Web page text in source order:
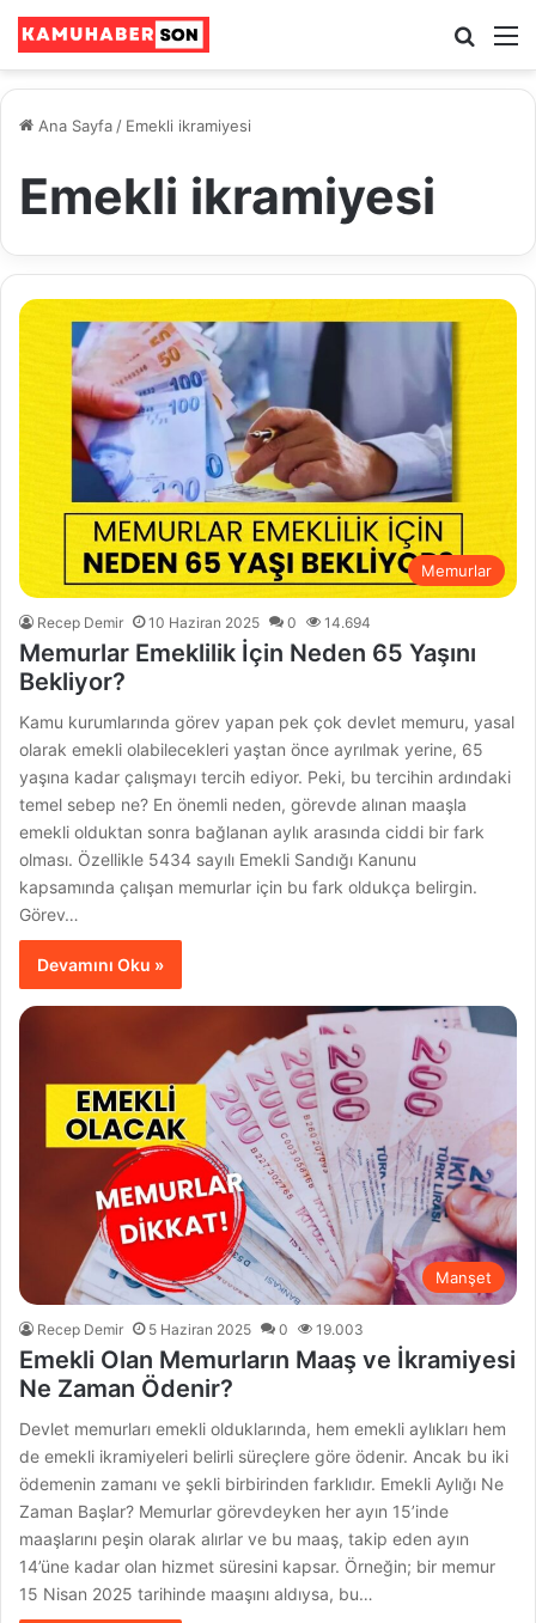
Ara
Ana Sayfa / Emekli ikramiyesi
Emekli ikramiyesi
Memurlar
Recep Demir 10 Haziran 2025 0 14.694
Memurlar Emeklilik İçin Neden 65 Yaşını
Bekliyor?
Kamu kurumlarında görev yapan pek çok devlet memuru, yasal
olarak emekli olabilecekleri yaştan önce ayrılmak yerine, 65
yaşına kadar çalışmayı tercih ediyor. Peki, bu tercihin ardındaki
temel sebep ne? En önemli neden, görevde alınan maaşla
emekli olduktan sonra bağlanan aylık arasında ciddi bir fark
olması. Özellikle 5434 sayılı Emekli Sandığı Kanunu
kapsamında çalışan memurlar için bu fark oldukça belirgin.
Görev…
Devamını Oku »
Manşet
Recep Demir 5 Haziran 2025 0 19.003
Emekli Olan Memurların Maaş ve İkramiyesi
Ne Zaman Ödenir?
Devlet memurları emekli olduklarında, hem emekli aylıkları hem
de emekli ikramiyeleri belirli süreçlere göre ödenir. Ancak bu iki
ödemenin zamanı ve şekli birbirinden farklıdır. Emekli Aylığı Ne
Zaman Başlar? Memurlar görevdeyken her ayın 15’inde
maaşlarını peşin olarak alırlar ve bu maaş, takip eden ayın
14’üne kadar olan hizmet süresini kapsar. Örneğin; bir memur
15 Nisan 2025 tarihinde maaşını aldıysa, bu…